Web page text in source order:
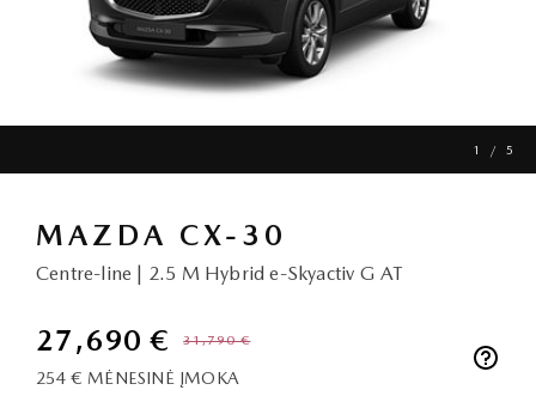
MAZDA CX-30
Centre-line | 2.5 M Hybrid e-Skyactiv G AT
27,690 € 31,790 €
254 €MĖNESINĖ ĮMOKA
1 / 5